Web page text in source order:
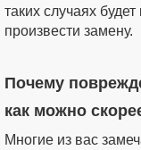
таких случаях
произвести замену.
Почему
как можно
Многие из вас